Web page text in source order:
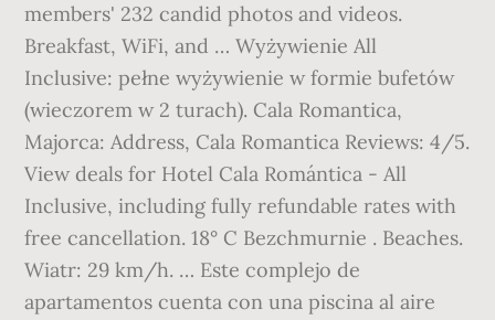
members' 232 candid photos and videos.
Breakfast, WiFi, and … Wyżywienie All
Inclusive: pełne wyżywienie w formie bufetów
(wieczorem w 2 turach). Cala Romantica,
Majorca: Address, Cala Romantica Reviews: 4/5.
View deals for Hotel Cala Romántica - All
Inclusive, including fully refundable rates with
free cancellation. 18° C Bezchmurnie . Beaches.
Wiatr: 29 km/h. … Este complejo de
apartamentos cuenta con una piscina al aire